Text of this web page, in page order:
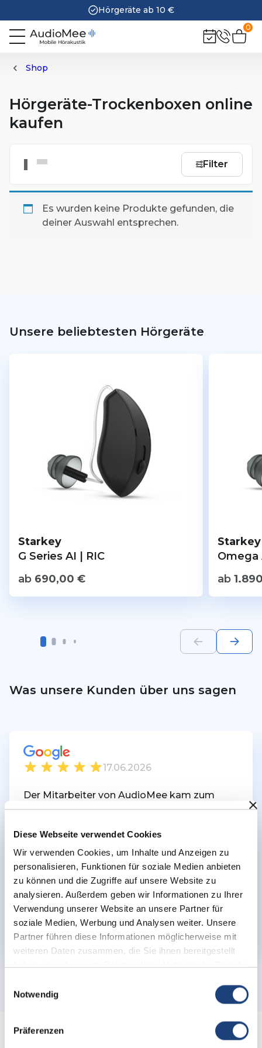
Diese Webseite verwendet Cookies
Wir verwenden Cookies, um Inhalte und Anzeigen zu
personalisieren, Funktionen für soziale Medien anbieten
zu können und die Zugriffe auf unsere Website zu
analysieren. Außerdem geben wir Informationen zu Ihrer
Verwendung unserer Website an unsere Partner für
soziale Medien, Werbung und Analysen weiter. Unsere
Partner führen diese Informationen möglicherweise mit
weiteren Daten zusammen, die Sie ihnen bereitgestellt
Notwendig
Präferenzen
30 Tage kostenlos testen
0
Shop
Hörgeräte-Trockenboxen online
kaufen
Filter
Es wurden keine Produkte gefunden, die
deiner Auswahl entsprechen.
Unsere beliebtesten Hörgeräte
Starkey
G Series AI | RIC
ab 690,00€
Starkey
Omega
ab
Was unsere Kunden über uns sagen
17.06.2026
Der Mitarbeiter von AudioMee kam zum
Hausbesuch, sehr freundlich und kompetent.
für Menschen, die nicht aus dem Haus
kommen.